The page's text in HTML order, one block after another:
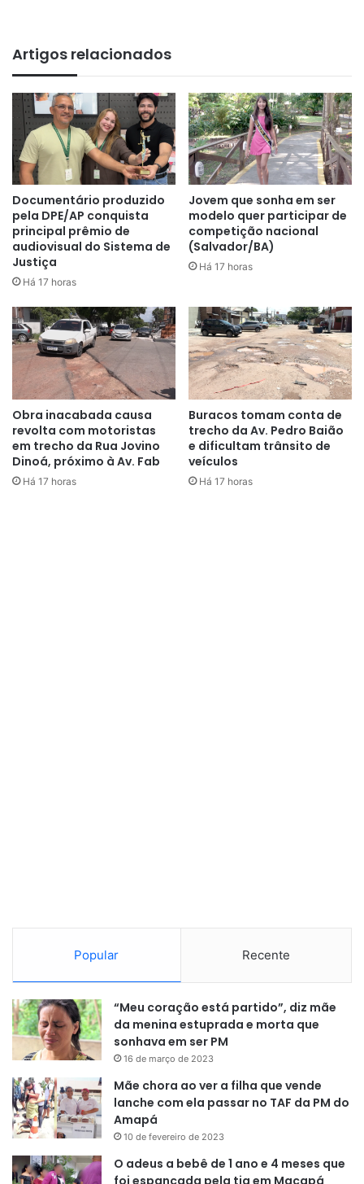
Artigos relacionados
Documentário produzido
pela DPE/AP conquista
principal prêmio de
audiovisual do Sistema de
Justiça
Há 17 horas
Jovem que sonha em ser
modelo quer participar de
competição nacional
(Salvador/BA)
Há 17 horas
Obra inacabada causa
revolta com motoristas
em trecho da Rua Jovino
Dinoá, próximo à Av. Fab
Há 17 horas
Buracos tomam conta de
trecho da Av. Pedro Baião
e dificultam trânsito de
veículos
Há 17 horas
Popular Recente
“Meu coração está partido”, diz mãe
da menina estuprada e morta que
sonhava em ser PM
16 de março de 2023
Mãe chora ao ver a filha que vende
lanche com ela passar no TAF da PM do
Amapá
10 de fevereiro de 2023
O adeus a bebê de 1 ano e 4 meses que
foi espancada pela tia em Macapá